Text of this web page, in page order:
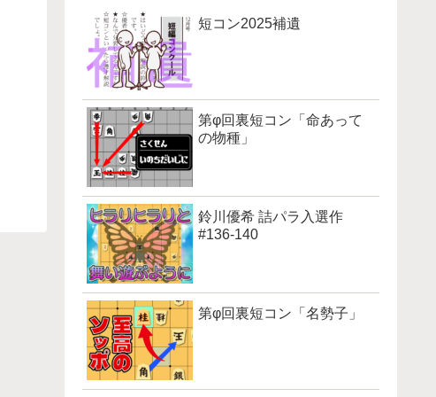
短コン2025補遺
第φ回裏短コン「命あって
の物種」
鈴川優希 詰パラ入選作
#136-140
第φ回裏短コン「名勢子」